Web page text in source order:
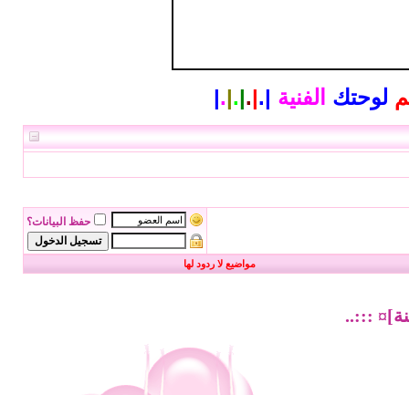
لوحتك الفنية |
.
|
.
|
.
|
.
|
حفظ البيانات؟
مواضيع لا ردود لها
:::..